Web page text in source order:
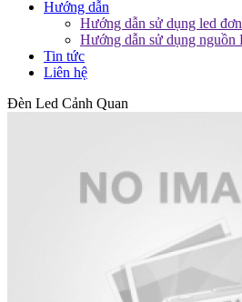
Hướng dẫn
Hướng dẫn sử dụng led đơn
Hướng dẫn sử dụng nguồn
Tin tức
Liên hệ
Đèn Led Cảnh Quan